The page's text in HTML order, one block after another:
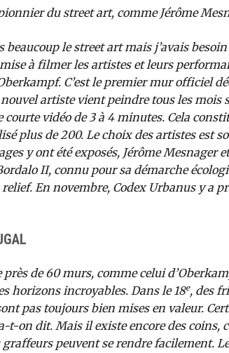
du street art, comme Jérôme
beaucoup le street art mais j’avais
à filmer les artistes et leurs
C’est le premier mur officiel
artiste vient peindre tous les mois
vidéo de 3 à 4 minutes. Cela
plus de 200. Le choix des artistes est
y ont été exposés, Jérôme Mesnager
II, connu pour sa démarche
En novembre, Codex Urbanus y a
de 60 murs, comme celui
horizons incroyables. Dans le 18e, des
pas toujours bien mises en valeur.
t-on dit. Mais il existe encore des coins,
peuvent se rendre facilement.